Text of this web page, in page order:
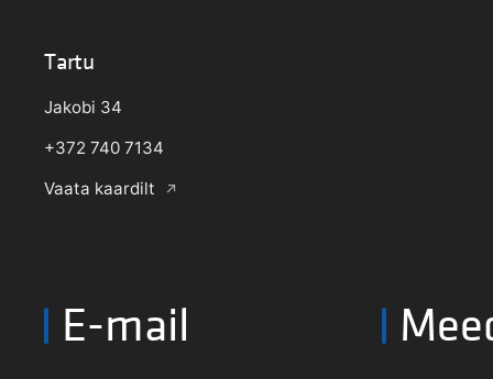
Tartu
Jakobi 34
+372 740 7134
Vaata kaardilt
E-mail